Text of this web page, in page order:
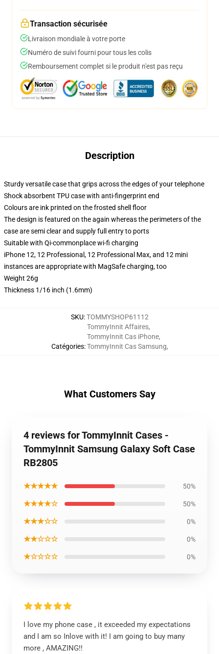
Transaction sécurisée
Livraison mondiale à votre porte
Numéro de suivi fourni pour tous les colis
Remboursement complet si le produit n'est pas reçu
Description
Sturdy versatile case that grips across the edges of your telephone
Shock absorbent TPU case with anti-fingerprint end
Colours are ink printed on the frosted shell floor
The design is featured on the again whereas the perimeters of the
case are semi clear and supply full entry to ports
Suitable with Qi-commonplace wi-fi charging
iPhone 12, 12 Professional, 12 Professional Max, and 12 mini
instances are appropriate with MagSafe charging, too
Weight 26g
Thickness 1/16 inch (1.6mm)
SKU:TOMMYSHOP61112
Catégories:
TommyInnit Affaires,
TommyInnit Cas iPhone,
TommyInnit Cas Samsung,
What Customers Say
4 reviews for TommyInnit Cases -
TommyInnit Samsung Galaxy Soft Case
RB2805
★★★★★ 50%
★★★★☆ 50%
★★★☆☆ 0%
★★☆☆☆ 0%
★☆☆☆☆ 0%
I love my phone case , it exceeded my expectations
and I am so Inlove with it! I am going to buy many
more , AMAZING!!